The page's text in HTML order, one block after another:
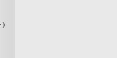
)